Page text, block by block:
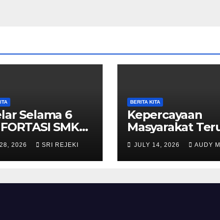
Selama 6
SMK
5
Lancar,
2026 SRI REJEKI
BERITA KITA
Kepercayaan
Masyarakat
Meningkat,
Purwantoro
JULY 14, 2026 AUDY